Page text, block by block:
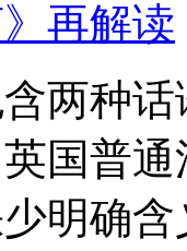
再解读
含两种
国普
明确